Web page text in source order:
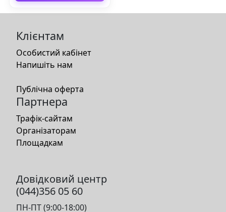
Клієнтам
Особистий кабінет
Напишіть нам
Публічна оферта
Партнера
Трафік-сайтам
Організаторам
Площадкам
Довідковий центр
(044)356 05 60
ПН-ПТ (9:00-18:00)